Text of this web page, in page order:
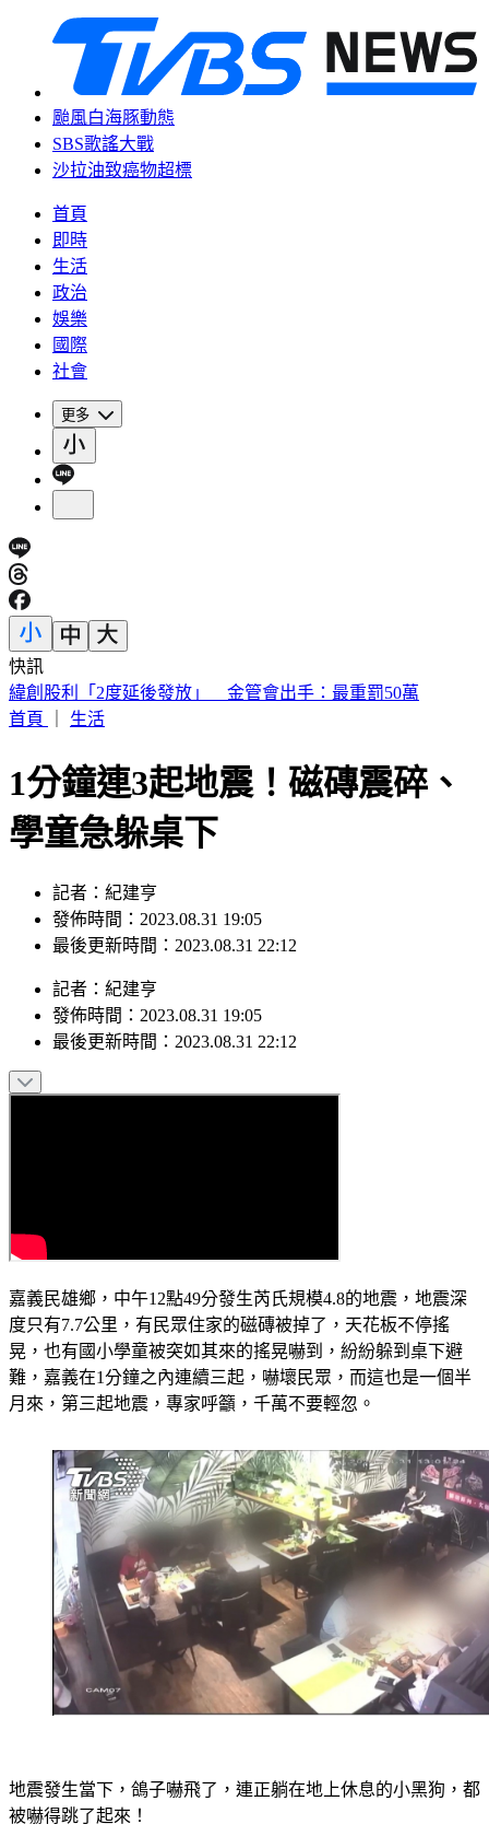
颱風白海豚動態
SBS歌謠大戰
沙拉油致癌物超標
首頁
即時
生活
政治
娛樂
國際
社會
更多
快訊
砍Gmail神功能 2027年起停止支援第三方帳號收寄信
首頁
生活
1分鐘連3起地震！磁磚震碎、
學童急躲桌下
記者：紀建亨
發佈時間：2023.08.31 19:05
最後更新時間：2023.08.31 22:12
記者 ： 紀建亨
發佈時間： 2023.08.31 19:05
最後更新時間： 2023.08.31 22:12
嘉義民雄鄉，中午12點49分發生芮氏規模4.8的地震，地震深
度只有7.7公里，有民眾住家的磁磚被掉了，天花板不停搖
晃，也有國小學童被突如其來的搖晃嚇到，紛紛躲到桌下避
難，嘉義在1分鐘之內連續三起，嚇壞民眾，而這也是一個半
月來，第三起地震，專家呼籲，千萬不要輕忽。
地震發生當下，鴿子嚇飛了，連正躺在地上休息的小黑狗，都
被嚇得跳了起來！